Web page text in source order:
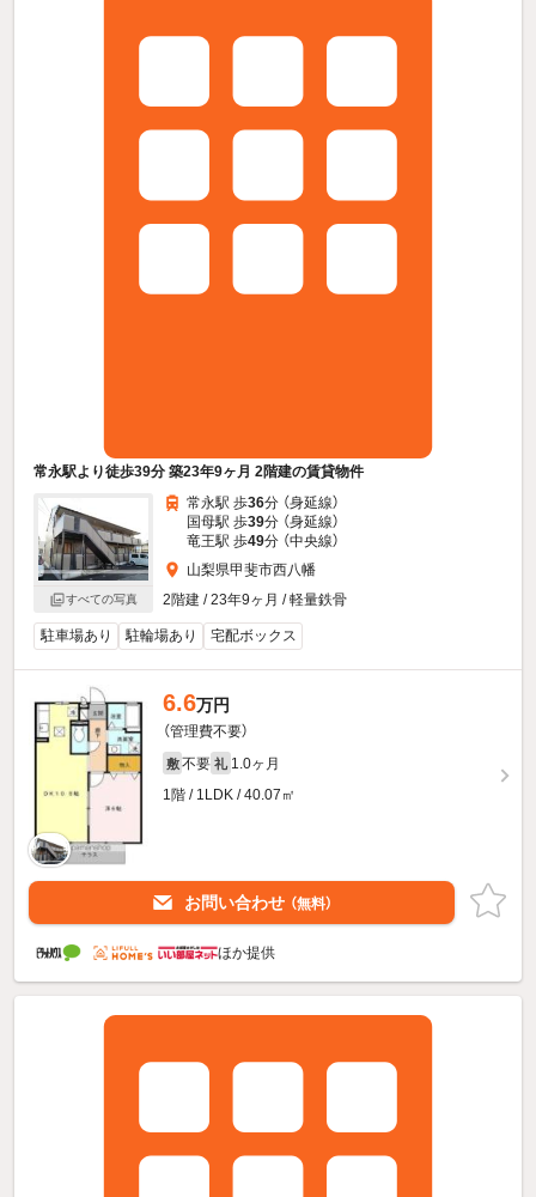
常永駅より徒歩39分 築23年9ヶ月 2階建の賃貸物件
すべての写真
常永駅 歩36分 （身延線）
国母駅 歩39分 （身延線）
竜王駅 歩49分 （中央線）
山梨県甲斐市西八幡
2階建 / 23年9ヶ月 / 軽量鉄骨
駐車場あり 駐輪場あり 宅配ボックス
6.6万円
（管理費不要）
敷 不要 礼 1.0ヶ月
1階 / 1LDK / 40.07㎡
お問い合わせ （無料）
ほか提供